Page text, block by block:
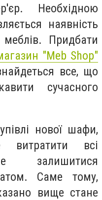
Необхідною
наявність
Придбати
"Meb Shop"
все, що
сучасного
нової шафи,
витратити всі
залишитися
Саме тому,
вище стане